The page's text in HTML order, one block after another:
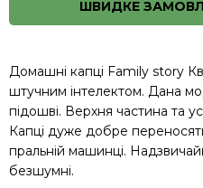
ШВИДКЕ
Домашні капці Family story
штучним інтелектом. Дана
підошві. Верхня частина та
Капці дуже добре
пральній машинці.
безшумні.